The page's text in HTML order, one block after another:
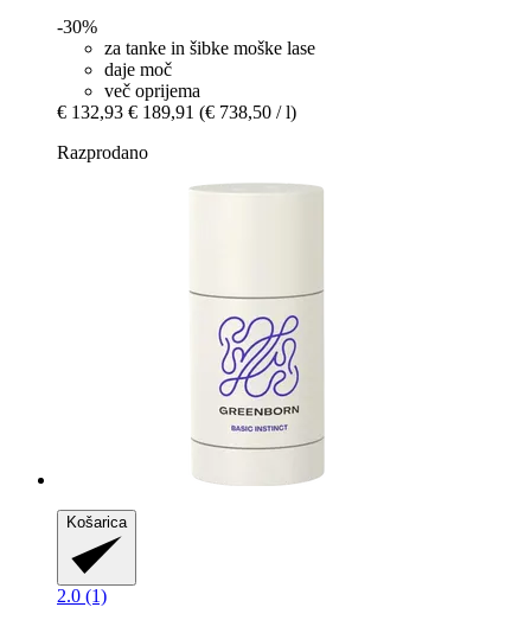
-30%
za tanke in šibke moške lase
daje moč
več oprijema
€ 132,93 € 189,91 (€ 738,50 / l)
Razprodano
Košarica
2.0 (1)